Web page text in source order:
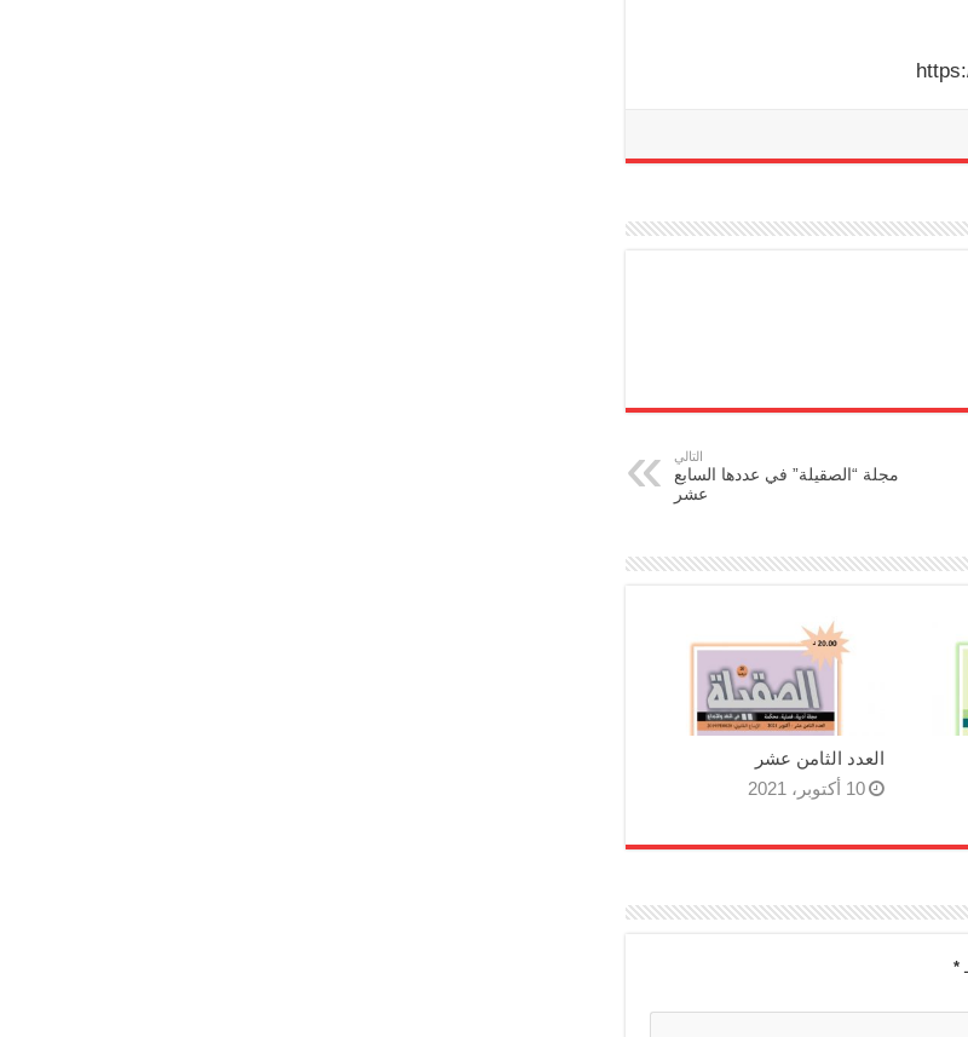
التالي
مجلة “الصقيلة” في عددها السابع
عشر
العدد الثامن عشر
10 أكتوبر، 2021
*